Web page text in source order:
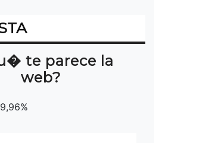
te parece la
web?